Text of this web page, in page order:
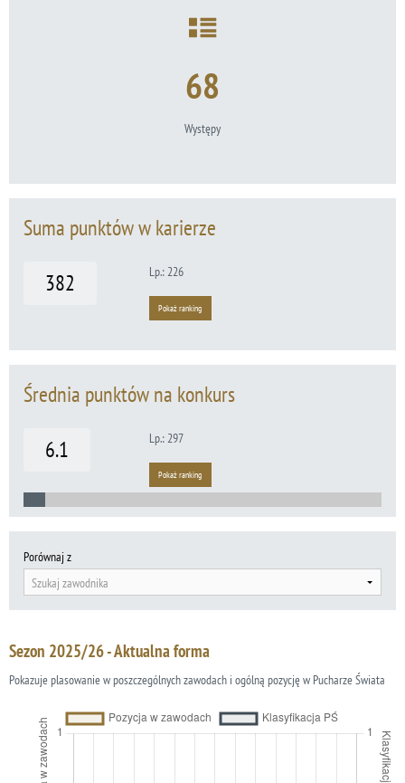
68
Występy
Suma punktów w karierze
382
Lp.: 226
Pokaż ranking
Średnia punktów na konkurs
6.1
Lp.: 297
Pokaż ranking
Porównaj z
Szukaj zawodnika
Sezon 2025/26 - Aktualna forma
Pokazuje plasowanie w poszczególnych zawodach i ogólną pozycję w Pucharze Świata